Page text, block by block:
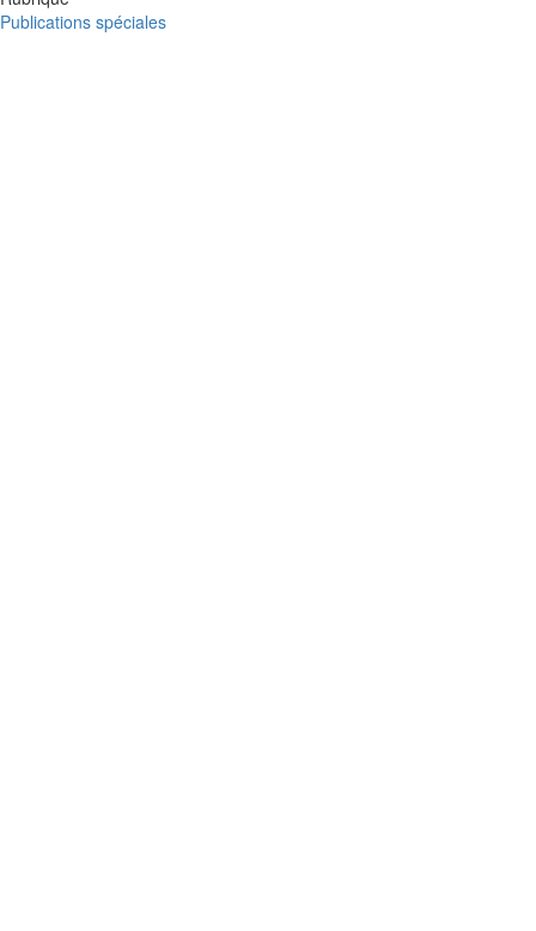
Publications spéciales